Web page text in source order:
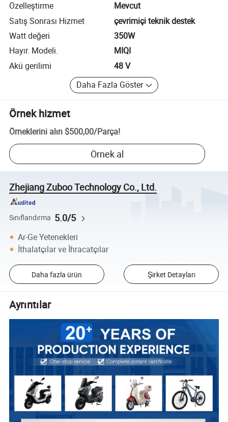
Özelleştirme
Mevcut
Satış Sonrası Hizmet
çevrimiçi teknik destek
Watt değeri
350W
Hayır. Modeli.
MIQI
Akü gerilimi
48 V
Daha Fazla Göster
Örnek hizmet
Örneklerini alın $500,00/Parça!
Örnek al
Zhejiang Zuboo Technology Co., Ltd.
Sınıflandırma 5.0/5
Ar-Ge Yetenekleri
İthalatçılar ve İhracatçılar
Daha fazla ürün Şirket Detayları
Ayrıntılar